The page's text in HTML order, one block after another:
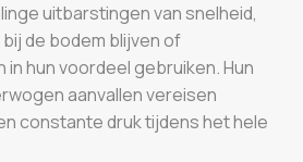
uitbarstingen van snelheid,
de bodem blijven of
hun voordeel gebruiken. Hun
aanvallen vereisen
constante druk tijdens het hele